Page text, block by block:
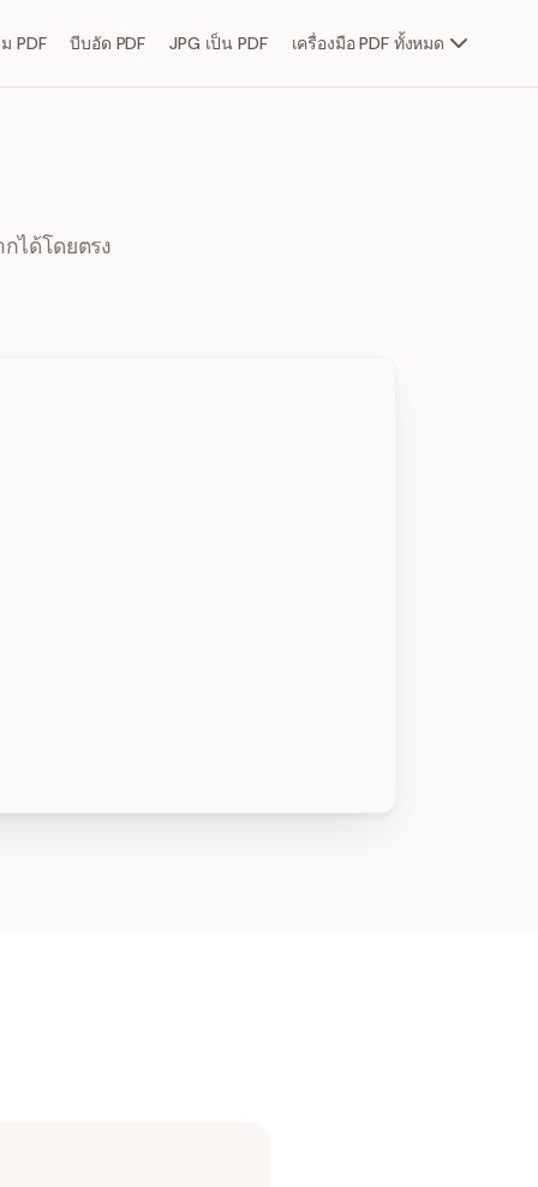
PDF บีบอัด PDF JPG เป็น PDF เครื่องมือ PDF ทั้งหมด
ได้โดยตรง